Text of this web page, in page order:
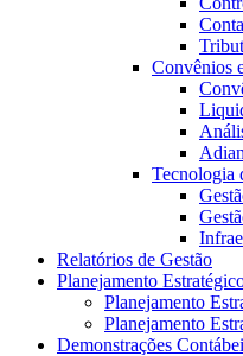
Convênios
Tecnologia
Relatórios de Gestão
Planejamento
Planejamento
Planejamento
Demonstrações